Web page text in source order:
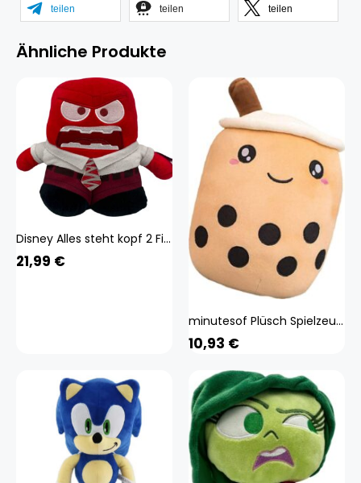
teilen teilen teilen
Ähnliche Produkte
Disney Alles steht kopf 2 Figuren Plüsch Kuscheltier Spielzeug Spiel Plüschtier Wut 65456465
21,99 €
minutesof Plüsch Spielzeug Kuscheltier Plüsch Puppen/Spaß Plüsch Puppen, Bubble Tea Plüschtier Gefüllter Milchtee Stoffpuppe Teetasse Kissen Kissen Kinderspielzeug Geburtstagsgeschenk Kau-mu-05558
10,93 €